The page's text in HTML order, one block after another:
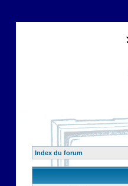
Index du forum